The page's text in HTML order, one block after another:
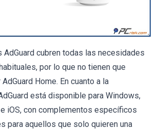
AdGuard cubren todas las necesidades
por lo que no tienen que
Home. En cuanto a la
está disponible para Windows,
iOS, con complementos específicos
para aquellos que solo quieren una